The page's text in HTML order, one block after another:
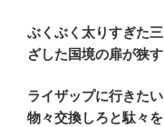
ぶくぶく太りすぎた
ざした国境の扉が狭
ライザップに行きた
物々交換しろと駄々